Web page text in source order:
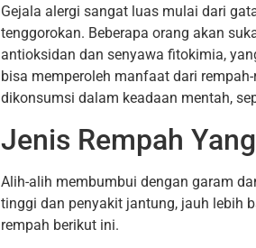
Gejala alergi sangat luas mulai dari
tenggorokan. Beberapa orang akan
antioksidan dan senyawa fitokimia,
bisa memperoleh manfaat dari
dikonsumsi dalam keadaan mentah,
Jenis Rempah
Alih-alih membumbui dengan garam
tinggi dan penyakit jantung, jauh lebih
rempah berikut ini.